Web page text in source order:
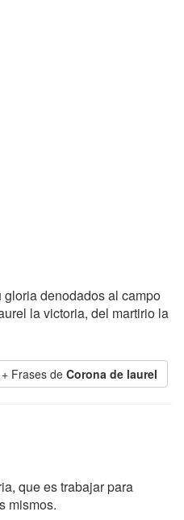
denodados al campo
la victoria, del martirio la
+ Frases de Corona de laurel
que es trabajar para
mismos.